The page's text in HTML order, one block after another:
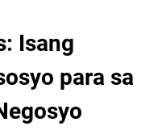
Isang
para sa